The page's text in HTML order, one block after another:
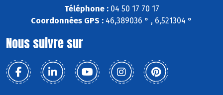
Téléphone :04 50 17 70 17
Coordonnées GPS : 46,389036 ° , 6,521304 °
Nous suivre sur